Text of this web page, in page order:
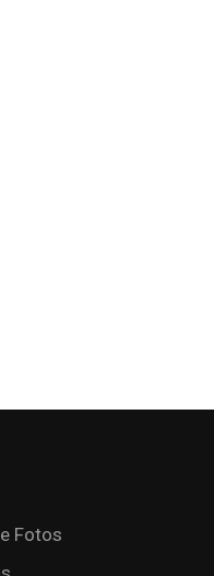
Fotos